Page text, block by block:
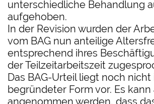
unterschiedliche Behandlung
aufgehoben.
In der Revision wurden der
vom BAG nun anteilige
entsprechend ihres
der Teilzeitarbeitszeit
Das BAG-Urteil liegt noch nicht
begründeter Form vor. Es